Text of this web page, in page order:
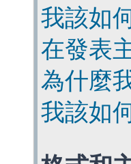
我該如
在發表
為什麼
我該如